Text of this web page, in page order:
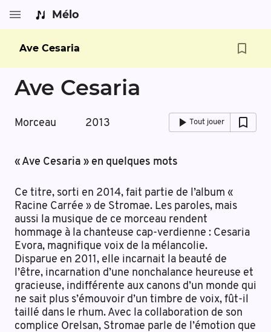
Mélo
Ave Cesaria
Ave Cesaria
Morceau 2013 Tout jouer
« Ave Cesaria » en quelques mots
Ce titre, sorti en 2014, fait partie de l’album «
Racine Carrée » de Stromae. Les paroles, mais
aussi la musique de ce morceau rendent
hommage à la chanteuse cap-verdienne : Cesaria
Evora, magnifique voix de la mélancolie.
Disparue en 2011, elle incarnait la beauté de
l’être, incarnation d’une nonchalance heureuse et
gracieuse, indifférente aux canons d’un monde qui
ne sait plus s’émouvoir d’un timbre de voix, fût-il
taillé dans le rhum. Avec la collaboration de son
complice Orelsan, Stromae parle de l’émotion que